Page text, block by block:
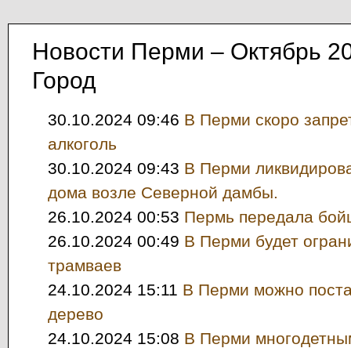
Новости Перми – Октябрь
Город
30.10.2024 09:46 В Перми скоро
алкоголь
30.10.2024 09:43 В Перми
дома возле Северной дамбы.
26.10.2024 00:53 Пермь передала
26.10.2024 00:49 В Перми будет
трамваев
24.10.2024 15:11 В Перми можно
дерево
24.10.2024 15:08 В Перми